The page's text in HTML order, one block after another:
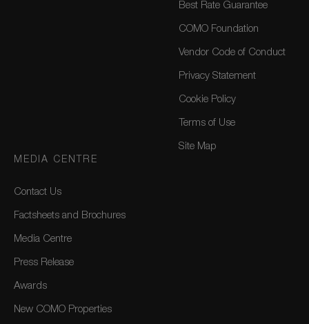
Best Rate Guarantee
COMO Foundation
Vendor Code of Conduct
Privacy Statement
Cookie Policy
Terms of Use
Site Map
MEDIA CENTRE
Contact Us
Factsheets and Brochures
Media Centre
Press Release
Awards
New COMO Properties